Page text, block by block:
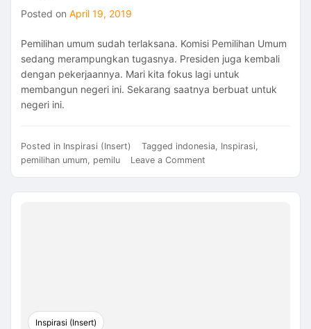
Posted on April 19, 2019
Pemilihan umum sudah terlaksana. Komisi Pemilihan Umum
sedang merampungkan tugasnya. Presiden juga kembali
dengan pekerjaannya. Mari kita fokus lagi untuk
membangun negeri ini. Sekarang saatnya berbuat untuk
negeri ini.
Posted in Inspirasi (Insert) Tagged indonesia, Inspirasi,
pemilihan umum, pemilu Leave a Comment
Inspirasi (Insert)